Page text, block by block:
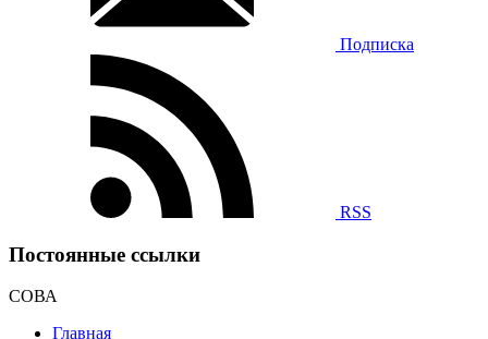
Подписка
RSS
Постоянные ссылки
СОВА
Главная